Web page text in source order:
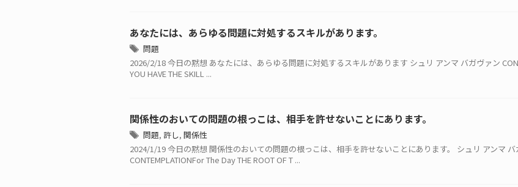
あなたには、あらゆる問題に対処するスキルがあります。
問題
2026/2/18 今日の黙想 あなたには、あらゆる問題に対処するスキルがあります シュリ アンマ バガヴァン
YOU HAVE THE SKILL ...
関係性のおいての問題の根っこは、相手を許せないことにあります。
問題, 許し, 関係性
2024/1/19 今日の黙想 関係性のおいての問題の根っこは、相手を許せないことにあります。 シュリ アンマ バ
CONTEMPLATIONFor The Day THE ROOT OF T ...